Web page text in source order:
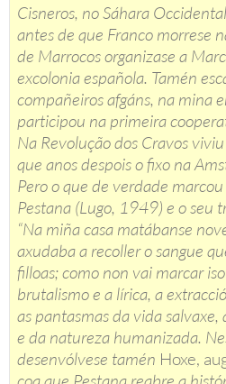
Cisneros, no Sáhara
antes de que Franco morrese
de Marrocos organizase a
excolonia española. Tamén
compañeiros afgáns, na mina
participou na primeira
Na Revolução dos Cravos
que anos despois o fixo na
Pero o que de verdade
Pestana (Lugo, 1949) e o seu
“Na miña casa matábanse
axudaba a recoller o sangue
filloas; como non vai marcar
brutalismo e a lírica, a
as pantasmas da vida
e da natureza humanizada.
desenvólvese tamén Hoxe,